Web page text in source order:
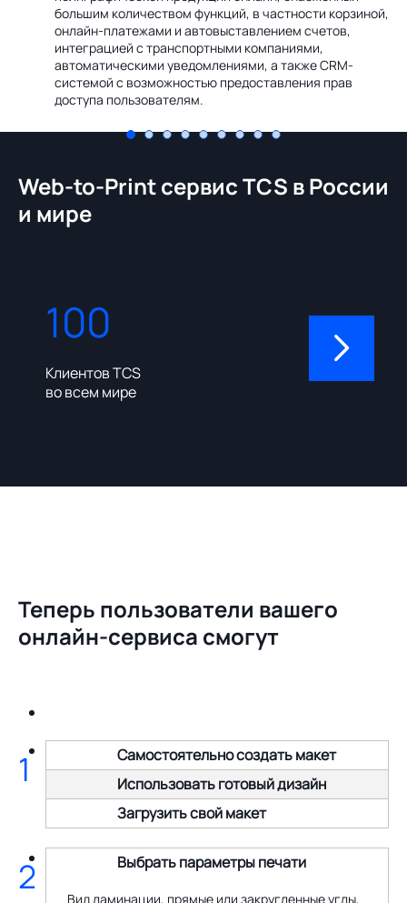
большим количеством функций, в частности корзиной,
онлайн-платежами и автовыставлением счетов,
интеграцией с транспортными компаниями,
автоматическими уведомлениями, а также CRM-
системой с возможностью предоставления прав
доступа пользователям.
Web-to-Print сервис TCS в России
и мире
100
Клиентов TCS
во всем мире
310
Теперь пользователи вашего
онлайн-сервиса смогут
Самостоятельно создать макет
Использовать готовый дизайн
Загрузить свой макет
1
Выбрать параметры печати
Вид ламинации, прямые или закругленные углы,
2